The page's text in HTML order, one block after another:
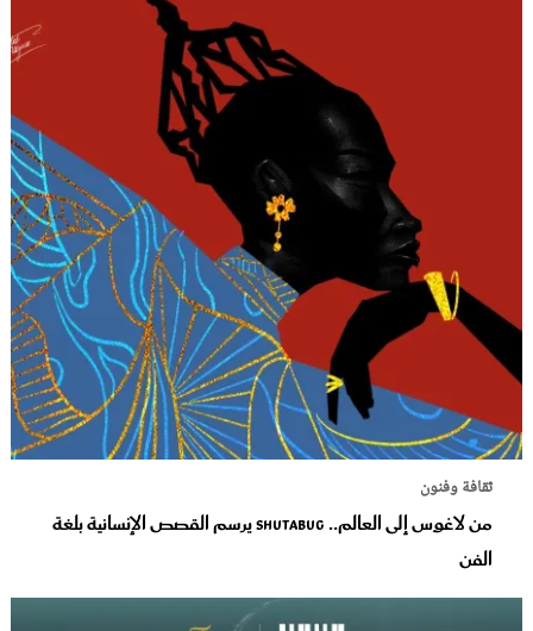
ثقافة وفنون
من لاغوس إلى العالم.. Shutabug يرسم القصص الإنسانية بلغة
الفن